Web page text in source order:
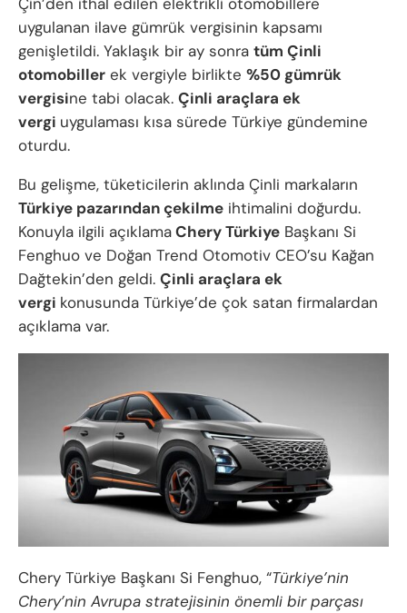
uygulanan ilave gümrük vergisinin kapsamı
genişletildi. Yaklaşık bir ay sonra tüm Çinli
otomobiller ek vergiyle birlikte %50 gümrük
vergisine tabi olacak. Çinli araçlara ek
vergi uygulaması kısa sürede Türkiye gündemine
oturdu.
Bu gelişme, tüketicilerin aklında Çinli markaların
Türkiye pazarından çekilme ihtimalini doğurdu.
Konuyla ilgili açıklamaChery Türkiye Başkanı Si
Fenghuo ve Doğan Trend Otomotiv CEO’su Kağan
Dağtekin’den geldi. Çinli araçlara ek
vergi konusunda Türkiye’de çok satan firmalardan
açıklama var.
Chery Türkiye Başkanı Si Fenghuo, “Türkiye’nin
Chery’nin Avrupa stratejisinin önemli bir parçası